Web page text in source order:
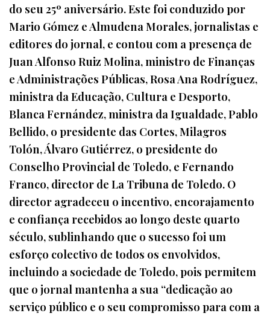
do seu 25º aniversário. Este foi conduzido por
Mario Gómez e Almudena Morales, jornalistas e
editores do jornal, e contou com a presença de
Juan Alfonso Ruiz Molina, ministro de Finanças
e Administrações Públicas, Rosa Ana Rodríguez,
ministra da Educação, Cultura e Desporto,
Blanca Fernández, ministra da Igualdade, Pablo
Bellido, o presidente das Cortes, Milagros
Tolón, Álvaro Gutiérrez, o presidente do
Conselho Provincial de Toledo, e Fernando
Franco, director de La Tribuna de Toledo. O
director agradeceu o incentivo, encorajamento
e confiança recebidos ao longo deste quarto
século, sublinhando que o sucesso foi um
esforço colectivo de todos os envolvidos,
incluindo a sociedade de Toledo, pois permitem
que o jornal mantenha a sua “dedicação ao
serviço público e o seu compromisso para com a